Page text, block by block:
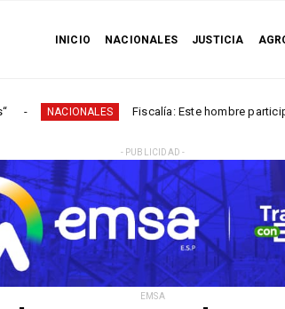
INICIO NACIONALES JUSTICIA
Fiscalía: Este hombre participó en más
- PUBLICIDAD -
EMSA